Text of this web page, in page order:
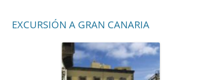
EXCURSIÓN A GRAN CANARIA